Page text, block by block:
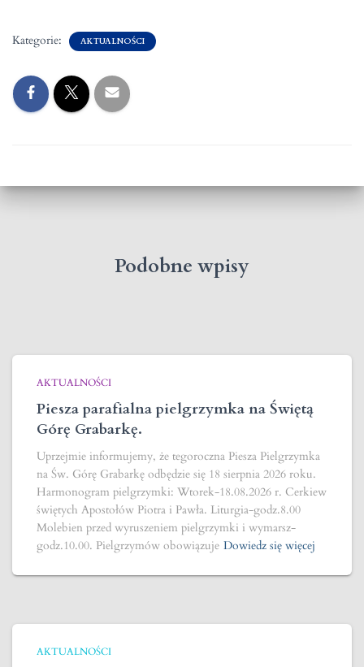
Kategorie: AKTUALNOŚCI
Podobne wpisy
AKTUALNOŚCI
Piesza parafialna pielgrzymka na Świętą
Górę Grabarkę.
Uprzejmie informujemy, że tegoroczna Piesza Pielgrzymka
na Św. Górę Grabarkę odbędzie się 18 sierpnia 2026 roku.
Harmonogram pielgrzymki: Wtorek-18.08.2026 r. Cerkiew
świętych Apostołów Piotra i Pawła. Liturgia-godz.8.00
Molebien przed wyruszeniem pielgrzymki i wymarsz-
godz.10.00. Pielgrzymów obowiązuje Dowiedz się więcej
AKTUALNOŚCI